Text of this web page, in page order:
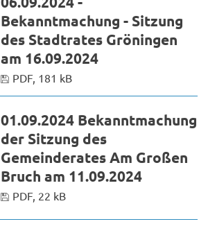
Bekanntmachung - Sitzung
des Stadtrates Gröningen
am 16.09.2024
PDF, 181 kB
01.09.2024 Bekanntmachung
der Sitzung des
Gemeinderates Am Großen
Bruch am 11.09.2024
PDF, 22 kB